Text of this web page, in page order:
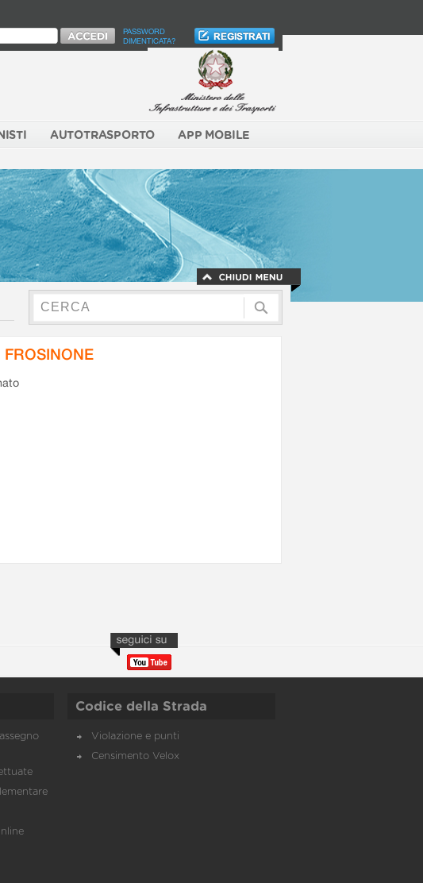
PASSWORD
DIMENTICATA?
AUTOTRASPORTO APP MOBILE
Codice della Strada
Violazione e punti
Censimento Velox